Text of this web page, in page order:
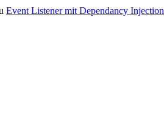
Event Listener mit Dependancy Injection